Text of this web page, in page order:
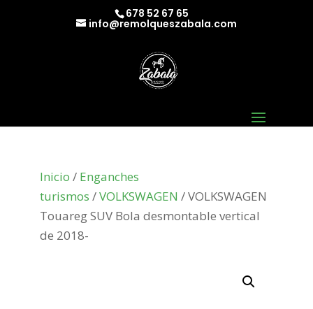
678 52 67 65
info@remolqueszabala.com
Inicio / Enganches
turismos /VOLKSWAGEN / VOLKSWAGEN
Touareg SUV Bola desmontable vertical
de 2018-